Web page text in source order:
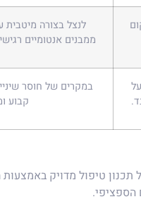
לנצל בצורה מיטבית
ממבנים אנטומיים
במקרים של חוסר
קבוע
טיפול מדויק
הספציפי.